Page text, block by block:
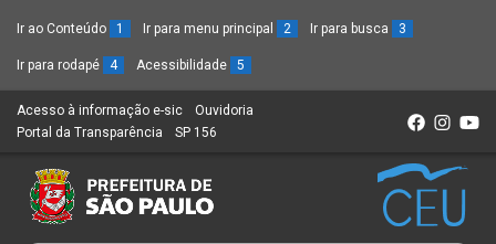
Ir ao Conteúdo 1 Ir para menu principal 2 Ir para busca 3
Ir para rodapé 4 Acessibilidade 5
Acesso à informação e-sic (Link
para
novo
sítio)
Ouvidoria
Portal da Transparência (Link
um
novo
SP 156